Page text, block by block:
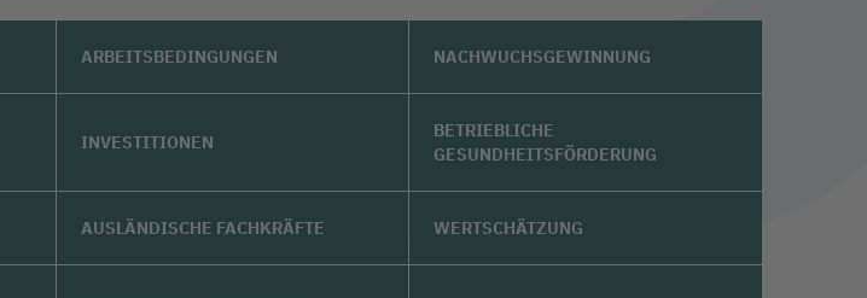
ARBEITSBEDINGUNGEN NACHWUCHSGEWINNUNG
INVESTITIONEN
BETRIEBLICHE
GESUNDHEITSFÖRDERUNG
AUSLÄNDISCHE FACHKRÄFTE WERTSCHÄTZUNG